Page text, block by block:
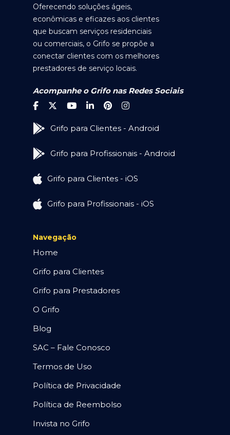
Oferecendo soluções ágeis,
econômicas e eficazes aos clientes
que buscam serviços residenciais
ou comerciais, o Grifo se propõe a
conectar clientes com os melhores
prestadores de serviço locais.
Acompanhe o Grifo nas Redes Sociais
Grifo para Clientes - Android
Grifo para Profissionais - Android
Grifo para Clientes - iOS
Grifo para Profissionais - iOS
Navegação
Home
Grifo para Clientes
Grifo para Prestadores
O Grifo
Blog
SAC – Fale Conosco
Termos de Uso
Política de Privacidade
Política de Reembolso
Invista no Grifo